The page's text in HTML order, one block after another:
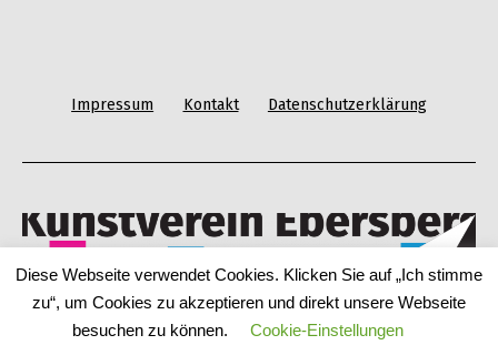
Impressum Kontakt Datenschutzerklärung
Datenschutzerklärung
Diese Webseite verwendet Cookies. Klicken Sie auf „Ich stimme
zu“, um Cookies zu akzeptieren und direkt unsere Webseite
besuchen zu können.
Cookie-Einstellungen